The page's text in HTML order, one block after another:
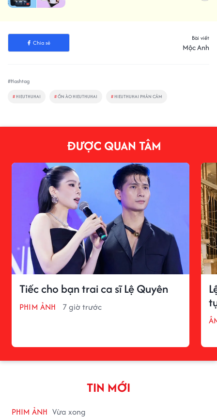
Chia sẻ
Bài viết
Mộc Anh
#Hashtag
# HIEUTHUHAI #ỒN ÀO HIEUTHUHAI # HIEUTHUHAI PHẢN CẢM
ĐƯỢC QUAN TÂM
Tiếc cho bạn trai ca sĩ Lệ Quyên
PHIM ẢNH 7 giờ trước
TIN MỚI
PHIM ẢNH Vừa xong